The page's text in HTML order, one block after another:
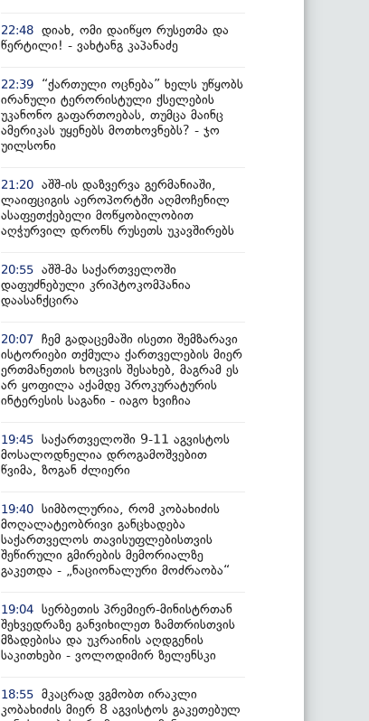
22:48 დიახ, ომი დაიწყო რუსეთმა და
წერტილი! - ვახტანგ კაპანაძე
22:39
“ქართული ოცნება” ხელს უწყობს
ირანული ტერორისტული ქსელების
უკანონო გაფართოებას, თუმცა მაინც
ამერიკას უყენებს მოთხოვნებს? - ჯო
უილსონი
21:20 აშშ-ის დაზვერვა გერმანიაში,
ლაიფციგის აეროპორტში აღმოჩენილ
ასაფეთქებელი მოწყობილობით
აღჭურვილ დრონს რუსეთს უკავშირებს
20:55 აშშ-მა საქართველოში
დაფუძნებული კრიპტოკომპანია
დაასანქცირა
20:07 ჩემ გადაცემაში ისეთი შემზარავი
ისტორიები თქმულა ქართველების მიერ
ერთმანეთის ხოცვის შესახებ, მაგრამ ეს
არ ყოფილა აქამდე პროკურატურის
ინტერესის საგანი - იაგო ხვიჩია
19:45 საქართველოში 9-11 აგვისტოს
მოსალოდნელია დროგამოშვებით
წვიმა, ზოგან ძლიერი
19:40 სიმბოლურია, რომ კობახიძის
მოღალატეობრივი განცხადება
საქართველოს თავისუფლებისთვის
შეწირული გმირების მემორიალზე
გაკეთდა - „ნაციონალური მოძრაობა“
19:04 სერბეთის პრემიერ-მინისტრთან
შეხვედრაზე განვიხილეთ ზამთრისთვის
მზადებისა და უკრაინის აღდგენის
საკითხები - ვოლოდიმირ ზელენსკი
18:55 მკაცრად ვგმობთ ირაკლი
კობახიძის მიერ 8 აგვისტოს გაკეთებულ